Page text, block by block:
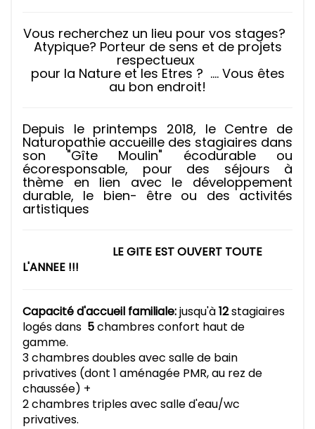
Vous recherchez un lieu pour vos stages?
Atypique? Porteur de sens et de projets
respectueux
pour la Nature et les Etres ? …. Vous êtes
au bon endroit!
Depuis le printemps 2018, le Centre de
Naturopathie accueille des stagiaires dans
son "Gîte Moulin" écodurable ou
écoresponsable, pour des séjours à
thème en lien avec le développement
durable, le bien- être ou des activités
artistiques
LE GITE EST OUVERT TOUTE
L'ANNEE !!!
Capacité d'accueil familiale:jusqu'à12stagiaires
logés dans 5chambres confort haut de
gamme.
3 chambres doubles avec salle de bain
privatives (dont 1 aménagée PMR, au rez de
chaussée) +
2 chambres triples avec salle d'eau/wc
privatives.